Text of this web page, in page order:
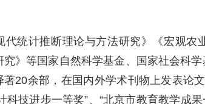
代统计推断理论与方法研究》《宏观农
究》等国家自然科学基金、国家社会科
20余部，在国内外学术刊物上发表论
科技进步一等奖”、“北京市教育教学成